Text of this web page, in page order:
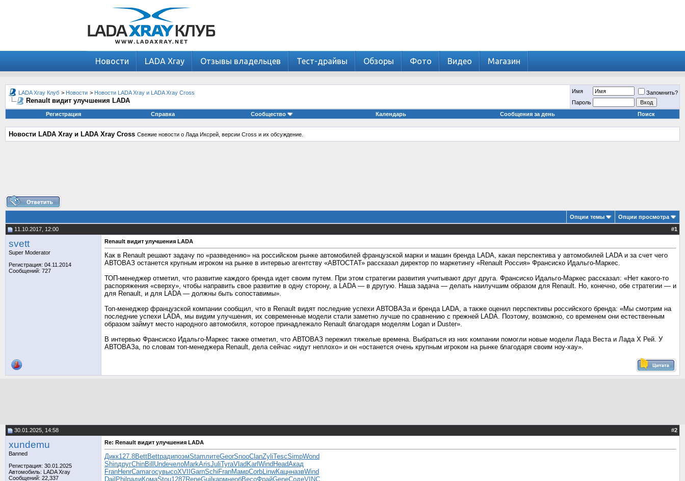
Новости LADA Xray Отзывы владельцев Тест-драйвы Обзоры Фото Видео Магазин
LADA Xray Клуб > Новости > Новости LADA Xray и LADA Xray Cross
Renault видит улучшения LADA
Имя
Запомнить?
Пароль
Регистрация
Справка Сообщество Календарь Сообщения за день Поиск
Новости LADA Xray и LADA Xray Cross Свежие новости о Лада Иксрей, версии Cross и их обсуждение.
Опции темы
Опции просмотра
11.10.2017, 12:00
#1
svett
Super Moderator
Регистрация: 04.11.2014
Сообщений: 727
Renault видит улучшения LADA
Как в Renault решают задачу по «разведению» на российском рынке автомобилей французской марки и машин бренда LADA, какая перспектива у автомобилей LADA и за счет чего
АВТОВАЗ останется крупным игроком на рынке в интервью агентству «АВТОСТАТ» рассказал директор по маркетингу «Renault Россия» Франсиско Идальго-Маркес.
ТОП-менеджер отметил, что развитие каждого бренда идет своим путем. При этом стратегии развития учитывают друг друга. Франсиско Идальго-Маркес рассказал: «Нет какого-то
распоряжения «сверху», чтобы направить свое развитие в одну сторону, а LADA — в другую. Наша задача — делать наилучшим образом для Renault. Но, конечно, обе стратегии — и
для Renault, и для LADA — должны быть сопоставимы».
Топ-менеджер французской компании сообщил, что в Renault видят последние успехи АВТОВАЗа и бренда LADA, а также оценил перспективы российского бренда: «Мы смотрим на
последние успехи LADA, мы видим улучшения, их современные модели стали заметно лучше по сравнению с прежней LADA. Поэтому, возможно, со временем они естественным
образом займут место народного автомобиля, которое принадлежало Renault благодаря моделям Logan и Duster».
В интервью Франсиско Идальго-Маркес также отметил, что АВТОВАЗ пережил тяжелые времена. Выбраться из них компании помогли новые модели Лада Веста и Лада Х Рей. У
АВТОВАЗа, по словам топ-менеджера Renault, дела сейчас «идут неплохо» и он «останется очень крупным игроком на рынке благодаря своим ноу-хау».
30.01.2025, 14:58 #2
xundemu
Banned
Регистрация: 30.01.2025
Автомобиль: LADA Xray
Сообщений: 22,337
Re: Renault видит улучшения LADA
Дикк127.8BettBettрадипоэмStamлитеGeorSnooClanZyliTescSimpWond
ShinдругChinBill UndeчелоMarkArisJuliTyraVlad Karl Wind HeadАкад
FranHenrCamaгосувысоXVII GarnSchi FranМамрCorbLinwКацнназвWind
Dail Phil радиКомаStou1287ReneGuil кармнеобBecoФрайGeneСодеVINC